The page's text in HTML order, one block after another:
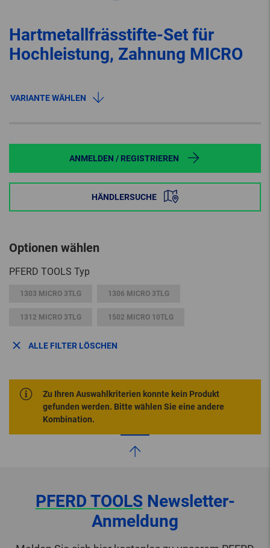
Hartmetallfrässtifte-Set für
Hochleistung, Zahnung MICRO
VARIANTE WÄHLEN
ANMELDEN / REGISTRIEREN
HÄNDLERSUCHE
Optionen wählen
PFERD TOOLS Typ
1303 MICRO 3TLG 1306 MICRO 3TLG
1312 MICRO 3TLG 1502 MICRO 10TLG
ALLE FILTER LÖSCHEN
Zu Ihren Auswahlkriterien konnte kein Produkt
gefunden werden. Bitte wählen Sie eine andere
Kombination.
PFERD TOOLSNewsletter-
Anmeldung